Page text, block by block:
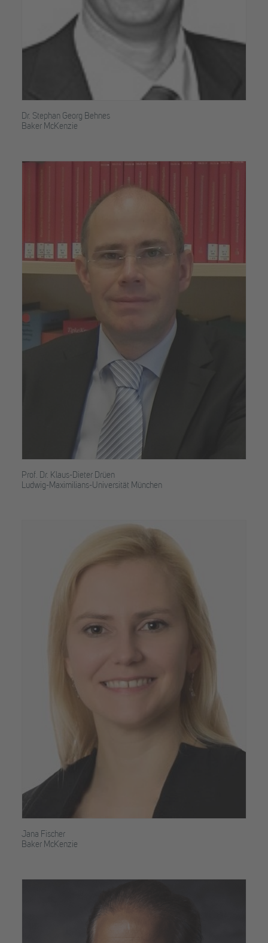
Dr. Stephan Georg Behnes
Baker McKenzie
Prof. Dr. Klaus-Dieter Drüen
Ludwig-Maximilians-Universität München
Jana Fischer
Baker McKenzie